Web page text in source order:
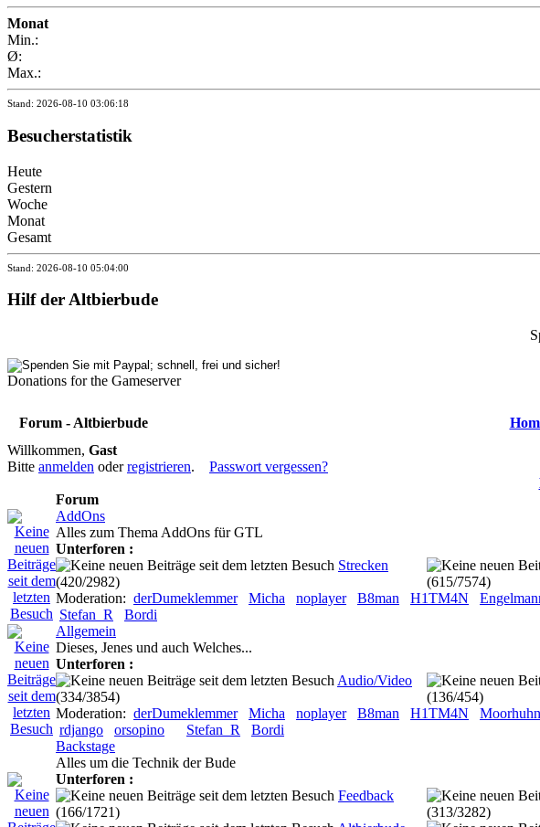
Monat
Min.:
Ø:
Max.:
Stand: 2026-08-10 03:06:18
Besucherstatistik
Heute
Gestern
Woche
Monat
Gesamt
Stand: 2026-08-10 05:04:00
Hilf der Altbierbude
Donations for the Gameserver
Forum - Altbierbude
Willkommen, Gast
Bitte anmelden oderregistrieren. Passwort vergessen?
Forum
AddOns
Alles zum Thema AddOns für GTL
Unterforen :
Strecken
(420/2982)
(615/7574)
Moderation: derDumeklemmer Micha noplayer B8man H1TM4N
Stefan_R
Bordi
Allgemein
Dieses, Jenes und auch Welches...
Unterforen :
Audio/Video
(334/3854)
(136/454)
Moderation: derDumeklemmer Micha noplayer B8man H1TM4N Moorhuhn
rdjango
orsopino Stefan_R Bordi
Backstage
Alles um die Technik der Bude
Unterforen :
Feedback
(166/1721)
(313/3282)